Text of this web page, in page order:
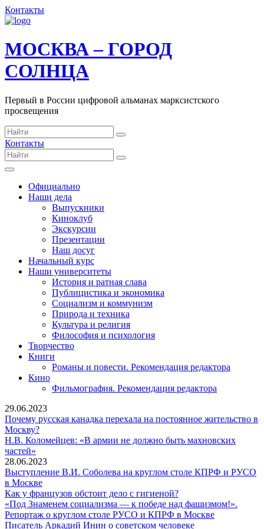
Контакты
МОСКВА – ГОРОД
СОЛНЦА
Первый в России цифровой альманах марксистского
просвещения
Контакты
Официально
Наши дела
Выпускники
Киноклуб
Экскурсии
Презентации
Наш досуг
Начальный курс
Наши университеты
История и ратная слава
Публицистика и экономика
Социализм и коммунизм
Природа и техника
Культура и религия
Философия и психология
Творчество
Книги
Романы и повести. Рекомендация редактора
Кино
Фильмография. Рекомендация редактора
29.06.2023
Почему русская канадка перехала на постоянное жительство в
Москву?Почему
русская
перехала
на
постоянное
жительство
в
Москву?
Н.В. Коломейцев: «В армии не должно быть махновских
частей»
Коломейцев:
«В
армии
не
должно
быть
махновских
28.06.2023
Выступление В.И. Соболева на круглом столе КПРФ и РУСО
в МосквеВыступление
В.И.
Соболева
на
круглом
Как у французов обстоит дело с гигиеной?Как
у
французов
обстоит
«Под Знаменем социализма — к победе над фашизмом!».
Репортаж о круглом столе РУСО и КПРФ в Москве«Под
Писатель Аркадий Инин о советском человекеПисатель